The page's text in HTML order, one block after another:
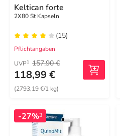
Keltican forte
2X80 St Kapseln
(15)
Pflichtangaben
UVP1 157,90 €
118,99 €
(2793,19 €/1 kg)
-27%3